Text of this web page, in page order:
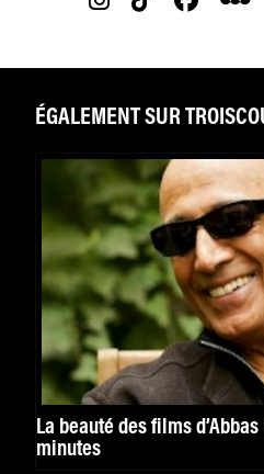
ÉGALEMENT SUR
La beauté des films
minutes